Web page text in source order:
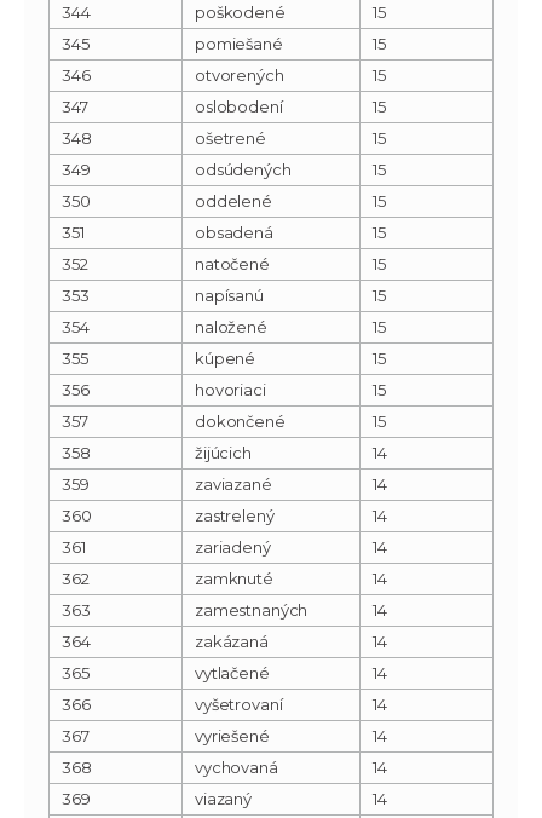
344
poškodené
15
345
pomiešané
15
346
otvorených
15
347
oslobodení
15
348
ošetrené
15
349
odsúdených
15
350
oddelené
15
351
obsadená
15
352
natočené
15
353
napísanú
15
354
naložené
15
355
kúpené
15
356
hovoriaci
15
357
dokončené
15
358
žijúcich
14
359
zaviazané
14
360
zastrelený
14
361
zariadený
14
362
zamknuté
14
363
zamestnaných
14
364
zakázaná
14
365
vytlačené
14
366
vyšetrovaní
14
367
vyriešené
14
368
vychovaná
14
369
viazaný
14